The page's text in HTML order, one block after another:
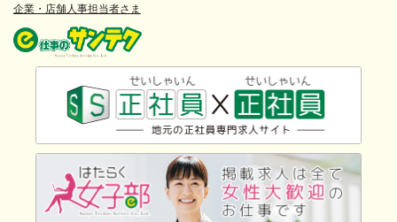
企業・店舗人事担当者さま